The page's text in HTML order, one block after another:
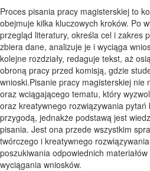
Proces pisania pracy magisterskiej to
obejmuje kilka kluczowych kroków. Po
przegląd literatury, określa cel i zakres
zbiera dane, analizuje je i wyciąga
kolejne rozdziały, redaguje tekst, aż
obroną pracy przed komisją, gdzie
wnioski.Pisanie pracy magisterskiej
oraz wciągającego tematu, który
oraz kreatywnego rozwiązywania
przygodą, jednakże podstawą jest
pisania. Jest ona przede wszystkim
twórczego i kreatywnego
poszukiwania odpowiednich
wyciągania wniosków.